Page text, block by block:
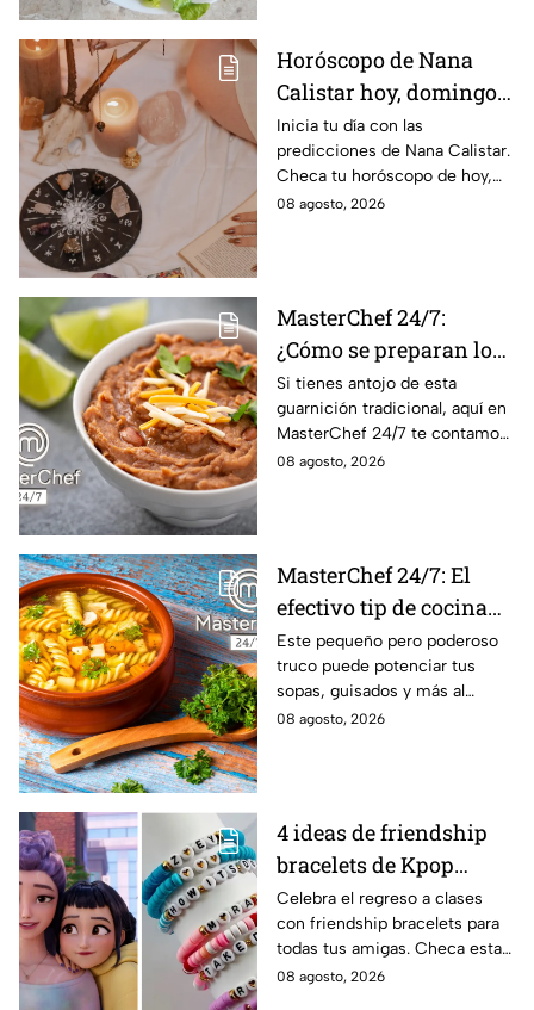
Horóscopo de Nana
Calistar hoy, domingo 9
de agosto: estos signos
tendrán ingresos extra
Inicia tu día con las
predicciones de Nana Calistar.
Checa tu horóscopo de hoy,
domingo 9 de agosto, y
08 agosto, 2026
MasterChef 24/7:
¿Cómo se preparan los
frijoles puercos estilo
Sonora?
Si tienes antojo de esta
guarnición tradicional, aquí en
MasterChef 24/7 te contamos
la receta.
08 agosto, 2026
MasterChef 24/7: El
efectivo tip de cocina
de las abuelas para
darle sabor extra al
caldillo
Este pequeño pero poderoso
truco puede potenciar tus
sopas, guisados y más al
máximo.
08 agosto, 2026
4 ideas de friendship
bracelets de Kpop
Demon Hunters para
intercambiar con tus
mejores amigas este
regreso a clases
Celebra el regreso a clases
con friendship bracelets para
todas tus amigas. Checa estas
4 ideas inspiradas en Kpop
08 agosto, 2026